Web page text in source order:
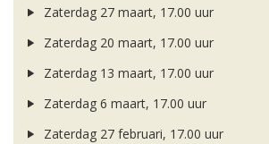
Zaterdag 27 maart, 17.00 uur
Zaterdag 20 maart, 17.00 uur
Zaterdag 13 maart, 17.00 uur
Zaterdag 6 maart, 17.00 uur
Zaterdag 27 februari, 17.00 uur